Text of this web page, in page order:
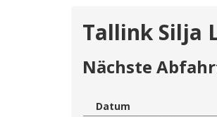
Tallink Silja
Nächste
Datum